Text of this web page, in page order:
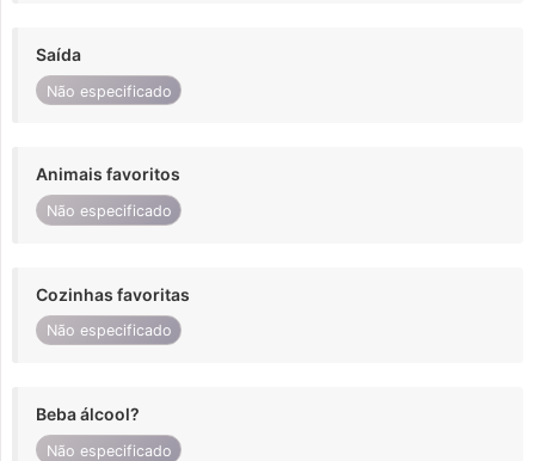
Saída
Não especificado
Animais favoritos
Não especificado
Cozinhas favoritas
Não especificado
Beba álcool?
Não especificado